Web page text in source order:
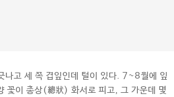
고 세 쪽 겹잎인데 털이 있다. 7~8월에 잎
꽃이 총상(總狀) 화서로 피고, 그 가운데 몇